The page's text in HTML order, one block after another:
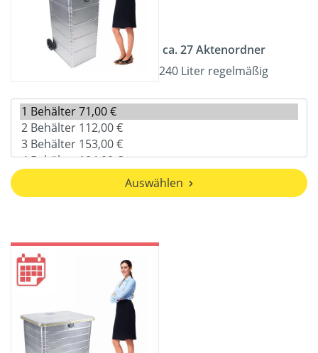
ca. 27 Aktenordner
240 Liter regelmäßig
Auswählen